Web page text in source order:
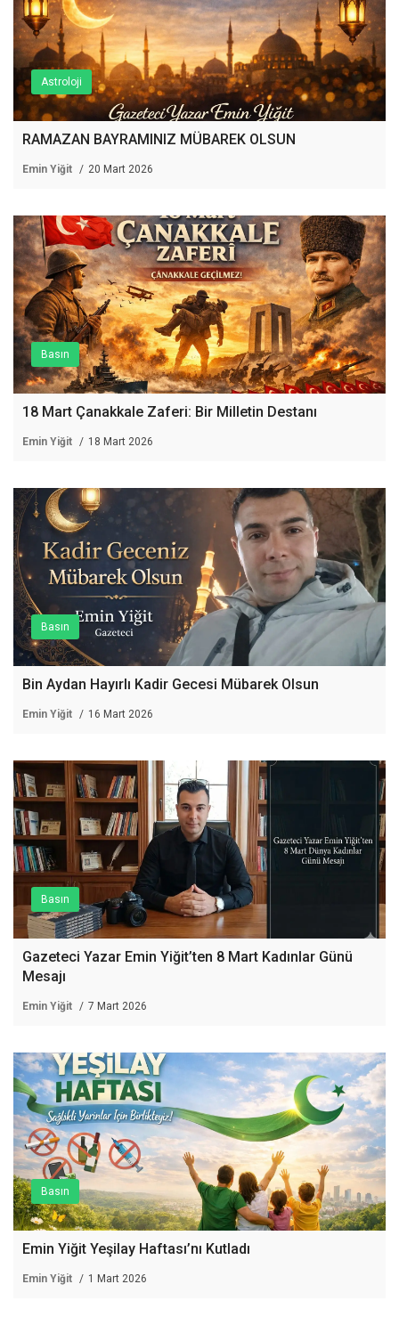
Astroloji
RAMAZAN BAYRAMINIZ MÜBAREK OLSUN
Emin Yiğit 20 Mart 2026
Basın
18 Mart Çanakkale Zaferi: Bir Milletin Destanı
Emin Yiğit 18 Mart 2026
Basın
Bin Aydan Hayırlı Kadir Gecesi Mübarek Olsun
Emin Yiğit 16 Mart 2026
Basın
Gazeteci Yazar Emin Yiğit’ten 8 Mart Kadınlar Günü
Mesajı
Emin Yiğit 7 Mart 2026
Basın
Emin Yiğit Yeşilay Haftası’nı Kutladı
Emin Yiğit 1 Mart 2026